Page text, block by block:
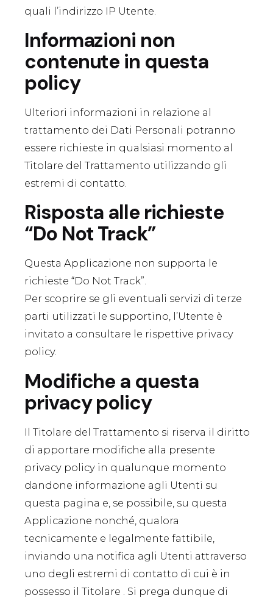
quali l’indirizzo IP Utente.
Informazioni non
contenute in questa
policy
Ulteriori informazioni in relazione al
trattamento dei Dati Personali potranno
essere richieste in qualsiasi momento al
Titolare del Trattamento utilizzando gli
estremi di contatto.
Risposta alle richieste
“Do Not Track”
Questa Applicazione non supporta le
richieste “Do Not Track”.
Per scoprire se gli eventuali servizi di terze
parti utilizzati le supportino, l’Utente è
invitato a consultare le rispettive privacy
policy.
Modifiche a questa
privacy policy
Il Titolare del Trattamento si riserva il diritto
di apportare modifiche alla presente
privacy policy in qualunque momento
dandone informazione agli Utenti su
questa pagina e, se possibile, su questa
Applicazione nonché, qualora
tecnicamente e legalmente fattibile,
inviando una notifica agli Utenti attraverso
uno degli estremi di contatto di cui è in
possesso il Titolare . Si prega dunque di